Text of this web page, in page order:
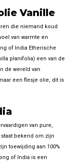
Vanille
die niemand koud
van warmte en
of India Etherische
planifolia) een van de
de wereld van
een flesje olie, dit is
van pure,
bekend om zijn
toewijding aan 100%
of India is een